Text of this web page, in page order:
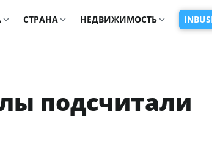
СТРАНА НЕДВИЖИМОСТЬ
подсчитали